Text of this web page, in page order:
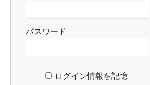
パスワード
ログイン情報を記憶